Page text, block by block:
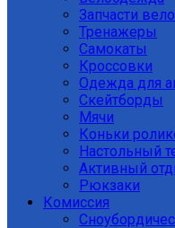
Запчасти
Тренажеры
Самокаты
Кроссовки
Одежда для
Скейтборды
Мячи
Коньки
Настольный
Активный
Рюкзаки
Комиссия